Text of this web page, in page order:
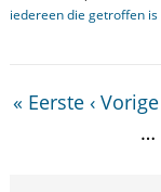
iedereen die getroffen is
« Eerste ‹ Vorige
…